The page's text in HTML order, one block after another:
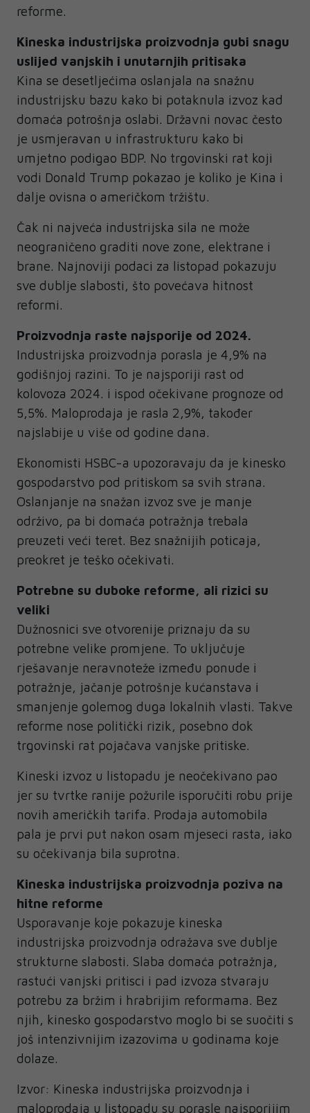
reforme.
Kineska industrijska proizvodnja gubi snagu
uslijed vanjskih i unutarnjih pritisaka
Kina se desetljećima oslanjala na snažnu
industrijsku bazu kako bi potaknula izvoz kad
domaća potrošnja oslabi. Državni novac često
je usmjeravan u infrastrukturu kako bi
umjetno podigao BDP. No trgovinski rat koji
vodi Donald Trump pokazao je koliko je Kina i
dalje ovisna o američkom tržištu.
Čak ni najveća industrijska sila ne može
neograničeno graditi nove zone, elektrane i
brane. Najnoviji podaci za listopad pokazuju
sve dublje slabosti, što povećava hitnost
reformi.
Proizvodnja raste najsporije od 2024.
Industrijska proizvodnja porasla je 4,9% na
godišnjoj razini. To je najsporiji rast od
kolovoza 2024. i ispod očekivane prognoze od
5,5%. Maloprodaja je rasla 2,9%, također
najslabije u više od godine dana.
Ekonomisti HSBC-a upozoravaju da je kinesko
gospodarstvo pod pritiskom sa svih strana.
Oslanjanje na snažan izvoz sve je manje
održivo, pa bi domaća potražnja trebala
preuzeti veći teret. Bez snažnijih poticaja,
preokret je teško očekivati.
Potrebne su duboke reforme, ali rizici su
veliki
Dužnosnici sve otvorenije priznaju da su
potrebne velike promjene. To uključuje
rješavanje neravnoteže između ponude i
potražnje, jačanje potrošnje kućanstava i
smanjenje golemog duga lokalnih vlasti. Takve
reforme nose politički rizik, posebno dok
trgovinski rat pojačava vanjske pritiske.
Kineski izvoz u listopadu je neočekivano pao
jer su tvrtke ranije požurile isporučiti robu prije
novih američkih tarifa. Prodaja automobila
pala je prvi put nakon osam mjeseci rasta, iako
su očekivanja bila suprotna.
Kineska industrijska proizvodnja poziva na
hitne reforme
Usporavanje koje pokazuje kineska
industrijska proizvodnja odražava sve dublje
strukturne slabosti. Slaba domaća potražnja,
rastući vanjski pritisci i pad izvoza stvaraju
potrebu za bržim i hrabrijim reformama. Bez
njih, kinesko gospodarstvo moglo bi se suočiti s
još intenzivnijim izazovima u godinama koje
dolaze.
Izvor: Kineska industrijska proizvodnja i
maloprodaja u listopadu su porasle najsporijim